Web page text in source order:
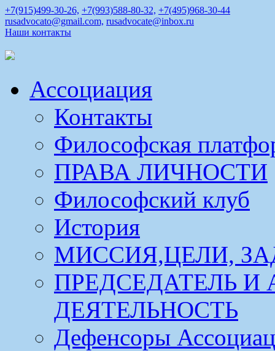
+7(915)499-30-26, +7(993)588-80-32, +7(495)968-30-44
rusadvocato@gmail.com, rusadvocate@inbox.ru
Наши контакты
Ассоциация
Контакты
Философская
ПРАВА ЛИЧНОСТИ
Философский клуб
История
МИССИЯ,ЦЕЛИ,
ПРЕДСЕДАТЕЛЬ И
ДЕЯТЕЛЬНОСТЬ
Дефенсоры